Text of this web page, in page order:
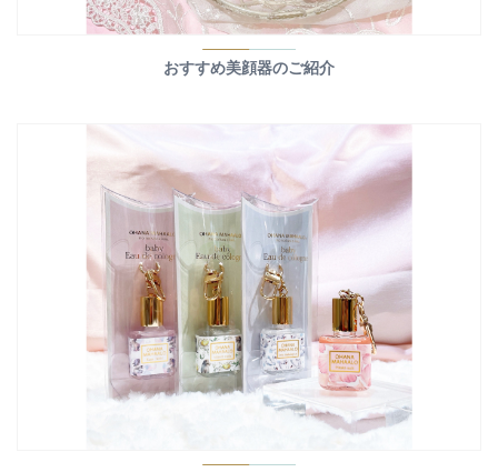
おすすめ美顔器のご紹介